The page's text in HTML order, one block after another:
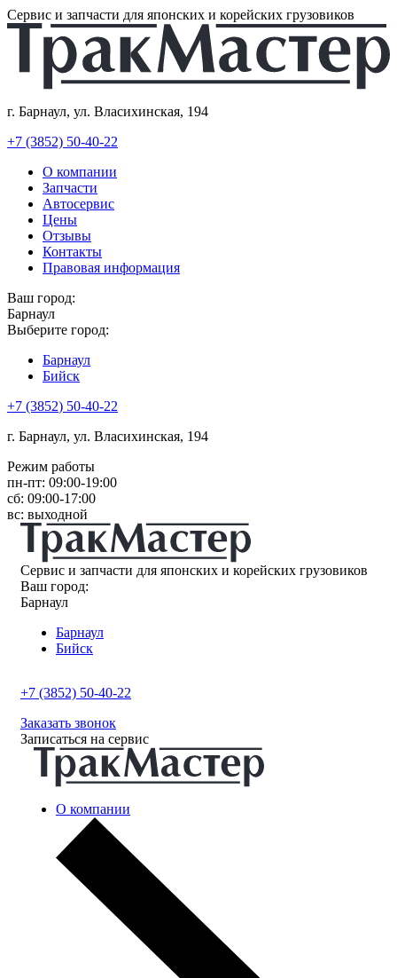
Сервис и запчасти для японских и корейских грузовиков
г. Барнаул, ул. Власихинская, 194
+7 (3852) 50-40-22
О компании
Запчасти
Автосервис
Цены
Отзывы
Контакты
Правовая информация
Ваш город:
Барнаул
Выберите город:
Барнаул
Бийск
+7 (3852) 50-40-22
г. Барнаул, ул. Власихинская, 194
Режим работы
пн-пт: 09:00-19:00
сб: 09:00-17:00
вс: выходной
Сервис и запчасти для японских и корейских грузовиков
Ваш город:
Барнаул
Барнаул
Бийск
+7 (3852) 50-40-22
Заказать звонок
Записаться на сервис
О компании